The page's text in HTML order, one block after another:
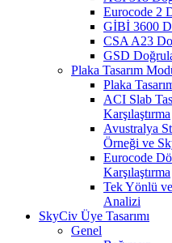
Eurocode 2
GİBİ 3600
CSA A23
GSD
Plaka Tasarım
Plaka
ACI Slab
Karşılaştırma
Avustralya
Örneği ve
Eurocode
Karşılaştırma
Tek Yönlü
Analizi
SkyCiv Üye Tasarımı
Genel